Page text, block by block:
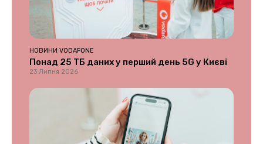
НОВИНИ VODAFONE
Понад 25 ТБ даних у перший день 5G у Києві
23 Липня 2026